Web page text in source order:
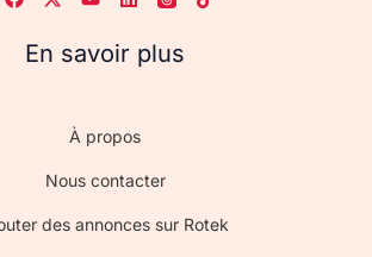
En savoir plus
À propos
Nous contacter
des annonces sur Rotek